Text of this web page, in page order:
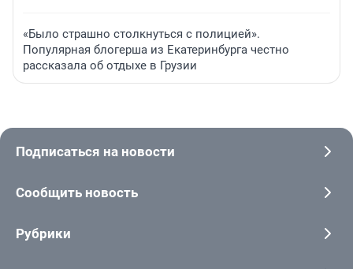
«Было страшно столкнуться с полицией».
Популярная блогерша из Екатеринбурга честно
рассказала об отдыхе в Грузии
Подписаться на новости
Сообщить новость
Рубрики